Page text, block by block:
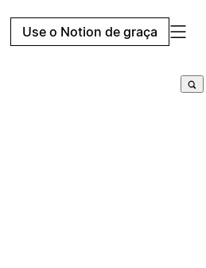
Use o Notion de graça